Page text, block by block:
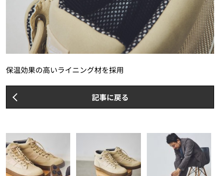
保温効果の高いライニング材を採用
記事に戻る